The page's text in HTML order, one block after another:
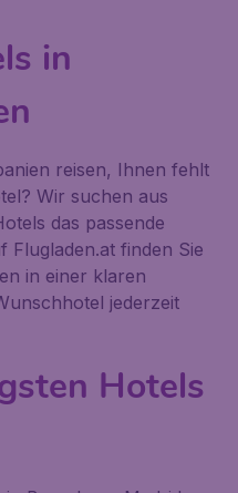
in
reisen, Ihnen fehlt
Wir suchen aus
das passende
Flugladen.at finden Sie
in einer klaren
jederzeit
Hotels